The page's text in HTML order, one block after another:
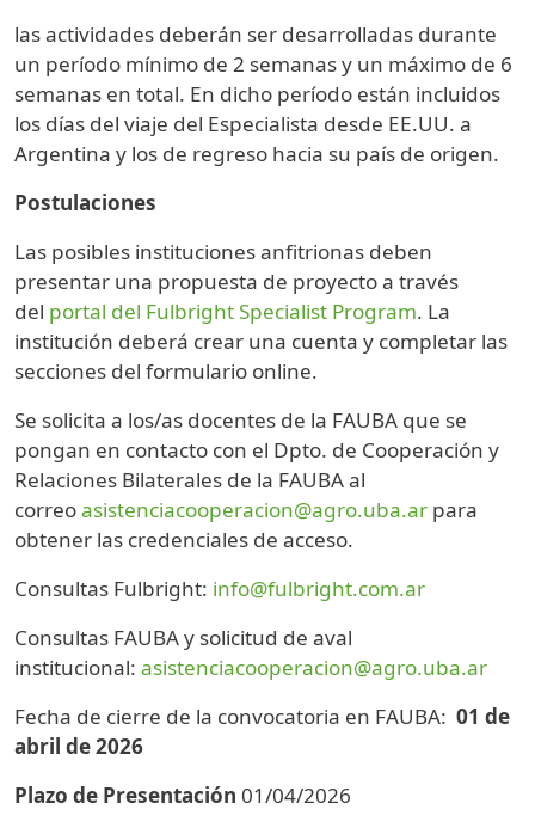
las actividades deberán ser desarrolladas durante
un período mínimo de 2 semanas y un máximo de 6
semanas en total. En dicho período están incluidos
los días del viaje del Especialista desde EE.UU. a
Argentina y los de regreso hacia su país de origen.
Postulaciones
Las posibles instituciones anfitrionas deben
presentar una propuesta de proyecto a través
del portal del Fulbright Specialist Program. La
institución deberá crear una cuenta y completar las
secciones del formulario online.
Se solicita a los/as docentes de la FAUBA que se
pongan en contacto con el Dpto. de Cooperación y
Relaciones Bilaterales de la FAUBA al
correoasistenciacooperacion@agro.uba.ar para
obtener las credenciales de acceso.
Consultas Fulbright: info@fulbright.com.ar
Consultas FAUBA y solicitud de aval
institucional: asistenciacooperacion@agro.uba.ar
Fecha de cierre de la convocatoria en FAUBA: 01 de
abril de 2026
Plazo de Presentación 01/04/2026